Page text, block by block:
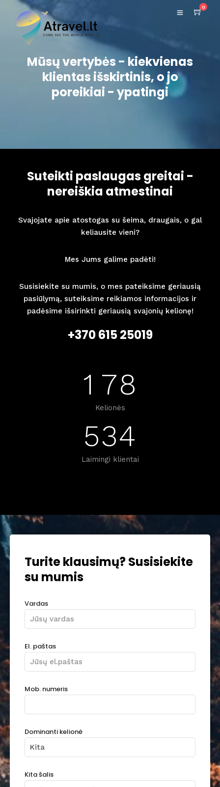
0
Mūsų vertybės - kiekvienas
klientas išskirtinis, o jo
poreikiai - ypatingi
Suteikti paslaugas greitai -
nereiškia atmestinai
Svajojate apie atostogas su šeima, draugais, o gal
keliausite vieni?
Mes Jums galime padėti!
Susisiekite su mumis, o mes pateiksime geriausią
pasiūlymą, suteiksime reikiamos informacijos ir
padėsime išsirinkti geriausią svajonių kelionę!
+370 615 25019
1 78
Kelionės
534
Laimingi klientai
Turite klausimų? Susisiekite
su mumis
Vardas
El. paštas
Mob. numeris
Dominanti kelionė
Kita šalis